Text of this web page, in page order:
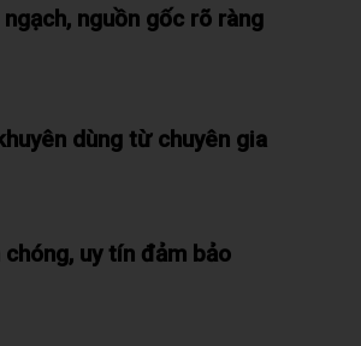
nguồn gốc rõ ràng
dùng từ chuyên gia
chóng, uy tín đảm bảo